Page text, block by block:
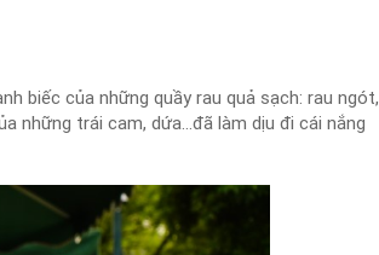
biếc của những quầy rau quả sạch: rau ngót,
những trái cam, dứa…đã làm dịu đi cái nắng